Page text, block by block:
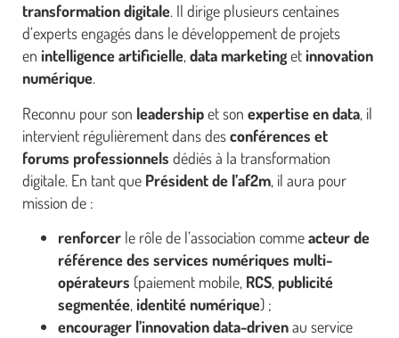
transformation digitale. Il dirige plusieurs centaines
d’experts engagés dans le développement de projets
en intelligence artificielle, data marketingetinnovation
numérique.
Reconnu pour son leadershipet son expertise en data, il
intervient régulièrement dans desconférences et
forums professionnels dédiés à la transformation
digitale. En tant que Président de l’af2m, il aura pour
mission de :
renforcer le rôle de l’association commeacteur de
référence des services numériques multi-
opérateurs (paiement mobile, RCS, publicité
segmentée, identité numérique) ;
encourager l’innovation data-drivenau service